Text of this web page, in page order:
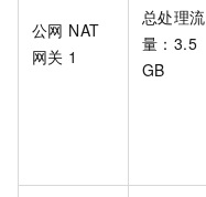
公网 NAT
网关 1
总处理流
量：3.5
GB